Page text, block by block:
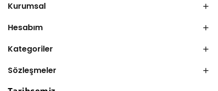
Kurumsal
Hesabım
Kategoriler
Sözleşmeler